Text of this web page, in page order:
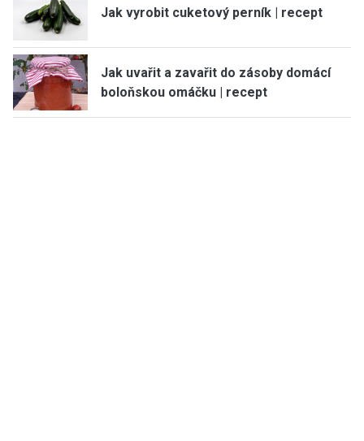
Jak vyrobit cuketový perník | recept
Jak uvařit a zavařit do zásoby domácí
boloňskou omáčku | recept